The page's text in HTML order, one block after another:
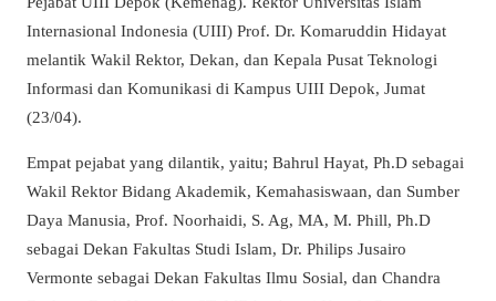
Internasional Indonesia (UIII) Prof. Dr. Komaruddin Hidayat
melantik Wakil Rektor, Dekan, dan Kepala Pusat Teknologi
Informasi dan Komunikasi di Kampus UIII Depok, Jumat
(23/04).
Empat pejabat yang dilantik, yaitu; Bahrul Hayat, Ph.D sebagai
Wakil Rektor Bidang Akademik, Kemahasiswaan, dan Sumber
Daya Manusia, Prof. Noorhaidi, S. Ag, MA, M. Phill, Ph.D
sebagai Dekan Fakultas Studi Islam, Dr. Philips Jusairo
Vermonte sebagai Dekan Fakultas Ilmu Sosial, dan Chandra